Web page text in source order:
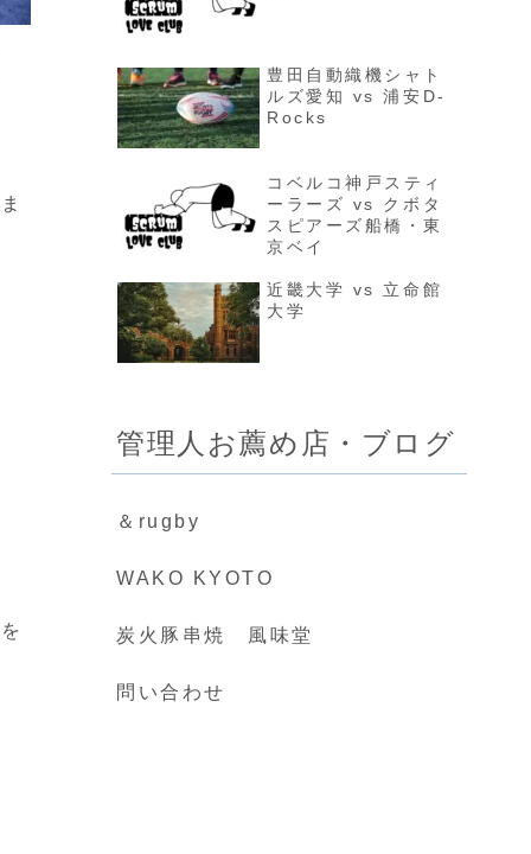
豊田自動織機シャト
ルズ愛知 vs 浦安D-
Rocks
コベルコ神戸スティ
ーラーズ vs クボタ
スピアーズ船橋・東
京ベイ
近畿大学 vs 立命館
大学
管理人お薦め店・ブログ
＆rugby
WAKO KYOTO
炭火豚串焼 風味堂
問い合わせ